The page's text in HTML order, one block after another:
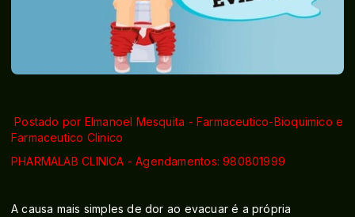
Postado por Elmanoel Mesquita - Farmaceutico-Bioquimico e
Farmaceutico Clinico
PHARMALAB CLINICA - Agendamentos: 980801999
A causa mais simples de dor ao evacuar é a própria